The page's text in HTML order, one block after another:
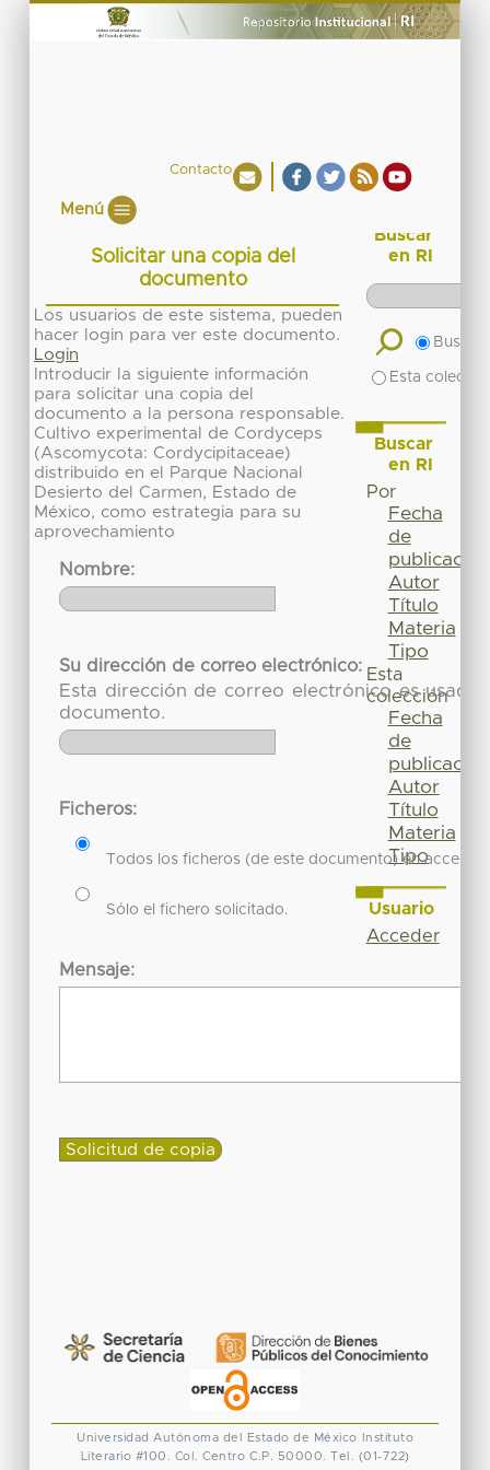
Contacto
Menú
Solicitar una copia del
documento
Los usuarios de este sistema, pueden
hacer login para ver este documento.
Login
Introducir la siguiente información
para solicitar una copia del
documento a la persona responsable.
Cultivo experimental de Cordyceps
(Ascomycota: Cordycipitaceae)
distribuido en el Parque Nacional
Desierto del Carmen, Estado de
México, como estrategia para su
aprovechamiento
Nombre:
Su dirección de correo electrónico:
Esta dirección de correo electrónico es usada
documento.
Ficheros:
Todos los ficheros (de este documento) en acceso
Sólo el fichero solicitado.
Mensaje:
Buscar
en RI
Buscar
Esta
Buscar
en RI
Por
Fecha
de
publicación
Autor
Título
Materia
Tipo
Esta
colección
Fecha
de
publicación
Autor
Título
Materia
Tipo
Usuario
Acceder
Universidad Autónoma del Estado de México
Instituto
Literario #100. Col. Centro C.P. 50000. Tel. (01-722)